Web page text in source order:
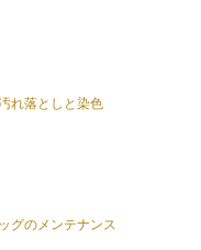
れ落としと染色
グのメンテナンス